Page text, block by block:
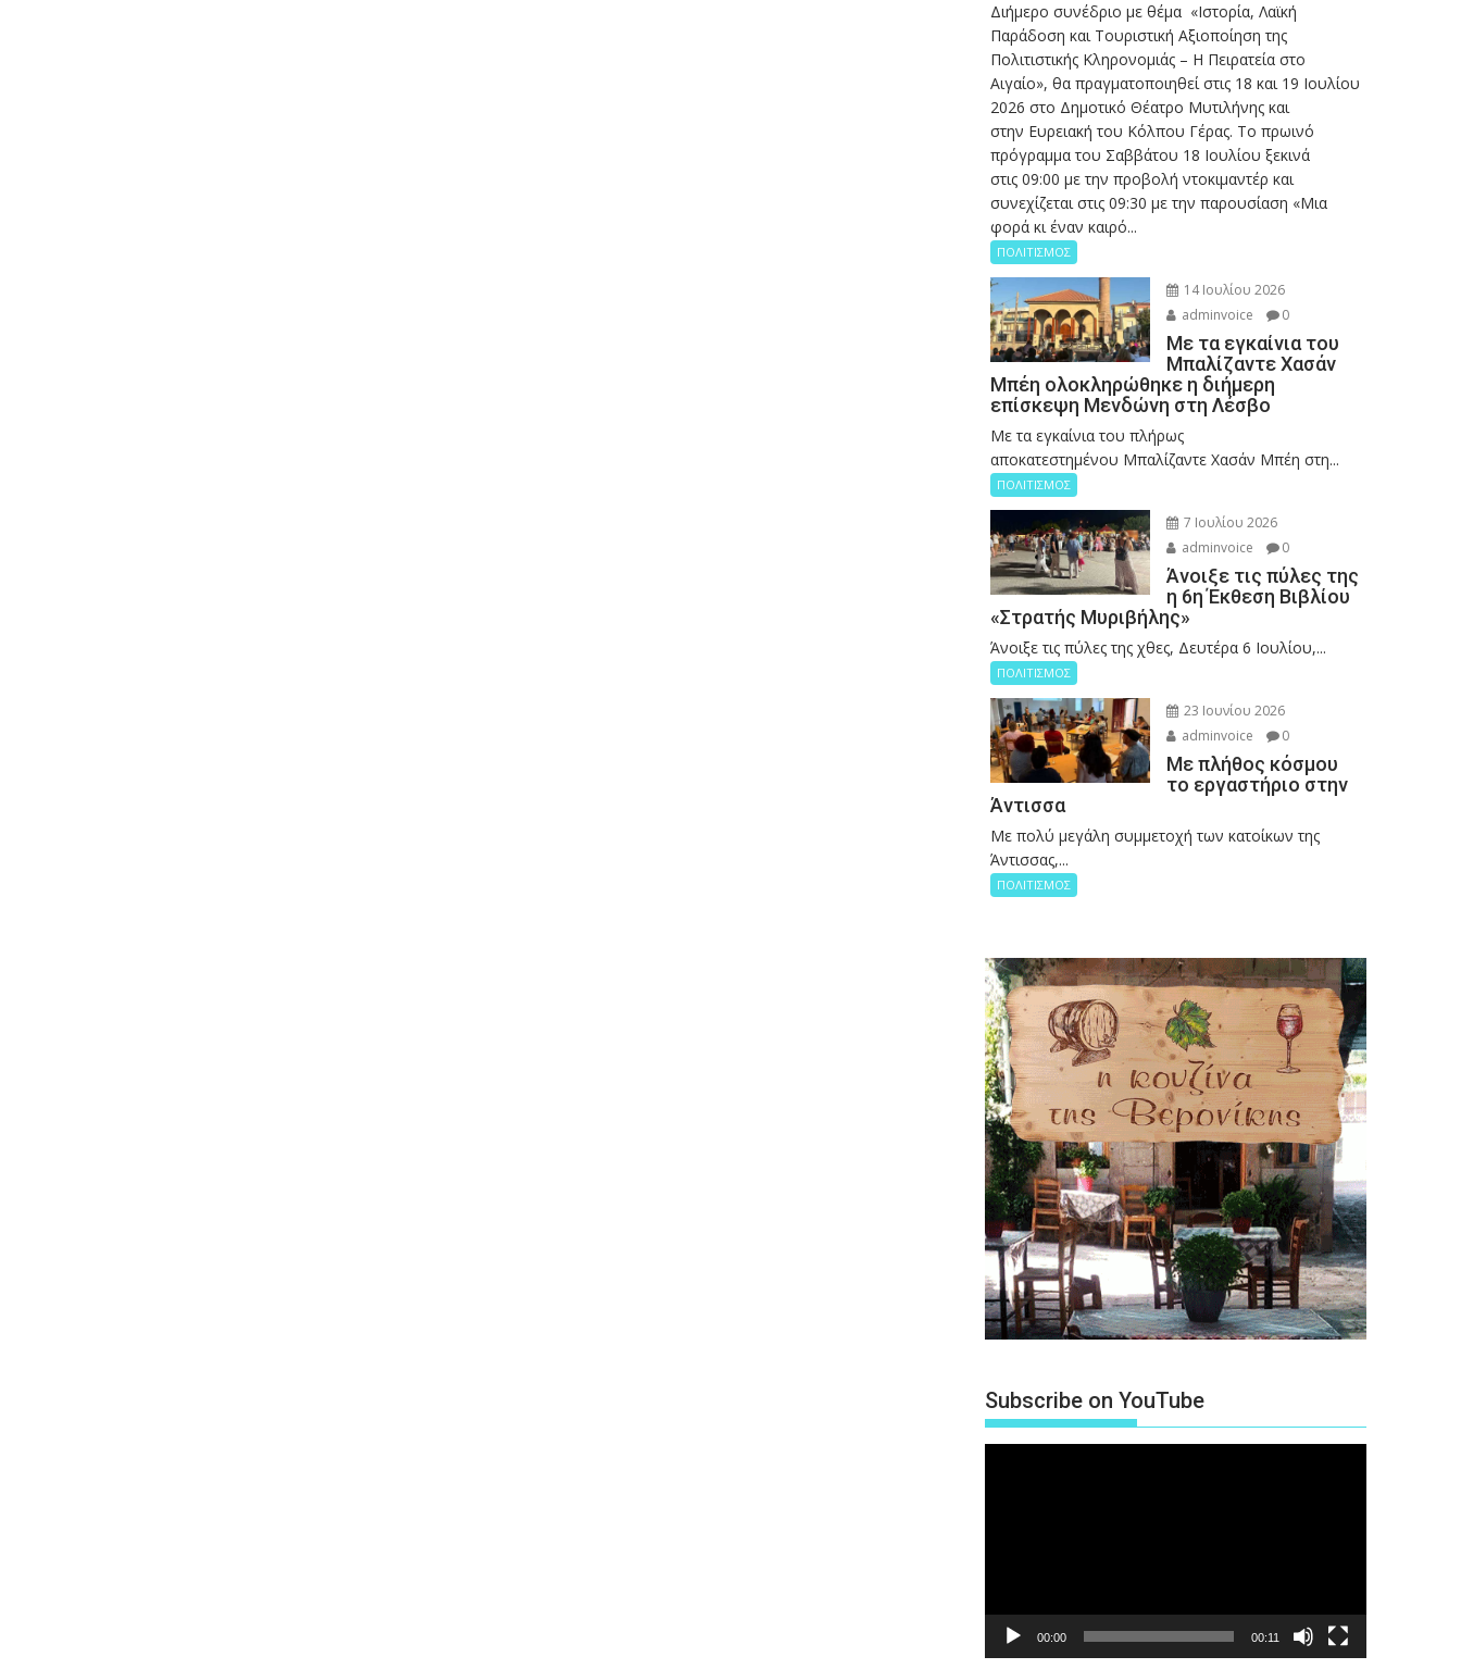
Διήμερο συνέδριο με θέμα «Ιστορία, Λαϊκή
Παράδοση και Τουριστική Αξιοποίηση της
Πολιτιστικής Κληρονομιάς – Η Πειρατεία στο
Αιγαίο», θα πραγματοποιηθεί στις 18 και 19 Ιουλίου
2026 στο Δημοτικό Θέατρο Μυτιλήνης και
στην Ευρειακή του Κόλπου Γέρας. Το πρωινό
πρόγραμμα του Σαββάτου 18 Ιουλίου ξεκινά
στις 09:00 με την προβολή ντοκιμαντέρ και
συνεχίζεται στις 09:30 με την παρουσίαση «Μια
φορά κι έναν καιρό...
ΠΟΛΙΤΙΣΜΟΣ
14 Ιουλίου 2026
adminvoice
0
Με τα εγκαίνια του
Μπαλίζαντε Χασάν
Μπέη ολοκληρώθηκε η διήμερη
επίσκεψη Μενδώνη στη Λέσβο
Με τα εγκαίνια του πλήρως
αποκατεστημένου Μπαλίζαντε Χασάν Μπέη στη...
ΠΟΛΙΤΙΣΜΟΣ
7 Ιουλίου 2026
adminvoice
0
Άνοιξε τις πύλες της
η 6η Έκθεση Βιβλίου
«Στρατής Μυριβήλης»
Άνοιξε τις πύλες της χθες, Δευτέρα 6 Ιουλίου,...
ΠΟΛΙΤΙΣΜΟΣ
23 Ιουνίου 2026
adminvoice
0
Με πλήθος κόσμου
το εργαστήριο στην
Άντισσα
Με πολύ μεγάλη συμμετοχή των κατοίκων της
Άντισσας,...
ΠΟΛΙΤΙΣΜΟΣ
Subscribe on YouTube
00:00 00:11